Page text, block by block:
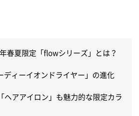
春夏限定「flowシリーズ」とは？
ディーイオンドライヤー」の進化
ヘアアイロン」も魅力的な限定カラ